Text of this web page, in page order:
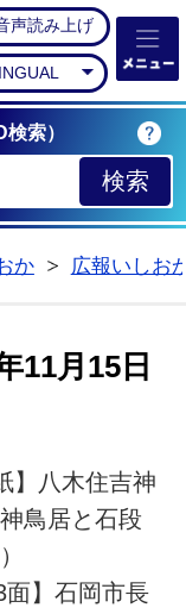
公式ホームペー
声読み上げ
索）
か
広報いしお
11月15日
】八木住吉神
鳥居と石段
面】石岡市長